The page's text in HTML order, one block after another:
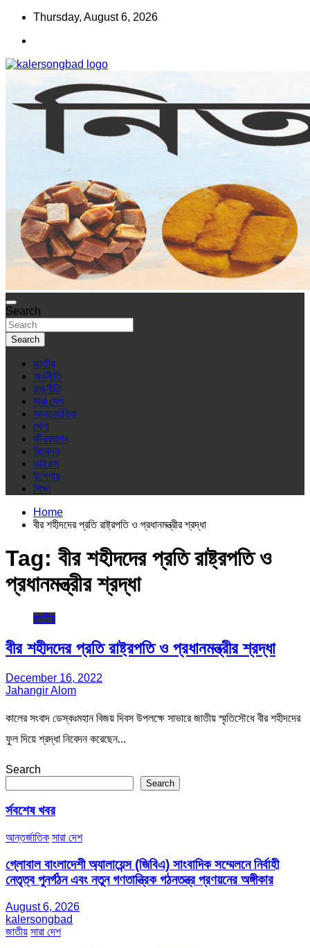
Skip
content
Thursday, August 6, 2026
কালের সংবাদ
www.kalersongbad.com
Search
Search
জাতীয়
অর্থনীতি
রাজনীতি
সারা দেশ
আন্তর্জাতিক
খেলা
জীবনযাপন
বিনোদন
ভাইরাস
ইপেপার
শিক্ষা
Home
বীর শহীদদের প্রতি রাষ্ট্রপতি ও প্রধানমন্ত্রীর শ্রদ্ধা
Tag: বীর শহীদদের প্রতি রাষ্ট্রপতি ও
প্রধানমন্ত্রীর শ্রদ্ধা
জাতীয়
বীর শহীদদের প্রতি রাষ্ট্রপতি ও প্রধানমন্ত্রীর শ্রদ্ধা
December 16, 2022
Jahangir Alom
কালের সংবাদ ডেস্কঃমহান বিজয় দিবস উপলক্ষে সাভারে জাতীয় স্মৃতিসৌধে বীর শহীদদের
ফুল দিয়ে শ্রদ্ধা নিবেদন করেছেন…
Search
Search
র্সবশেষ খবর
আন্তর্জাতিক সারা দেশ
গ্লোবাল বাংলাদেশী অ্যালায়েন্স (জিবিএ) সাংবাদিক সম্মেলনে নির্বাহী
নেতৃত্ব পুনর্গঠন এবং নতুন গণতান্ত্রিক গঠনতন্ত্র প্রণয়নের অঙ্গীকার
August 6, 2026
kalersongbad
জাতীয় সারা দেশ